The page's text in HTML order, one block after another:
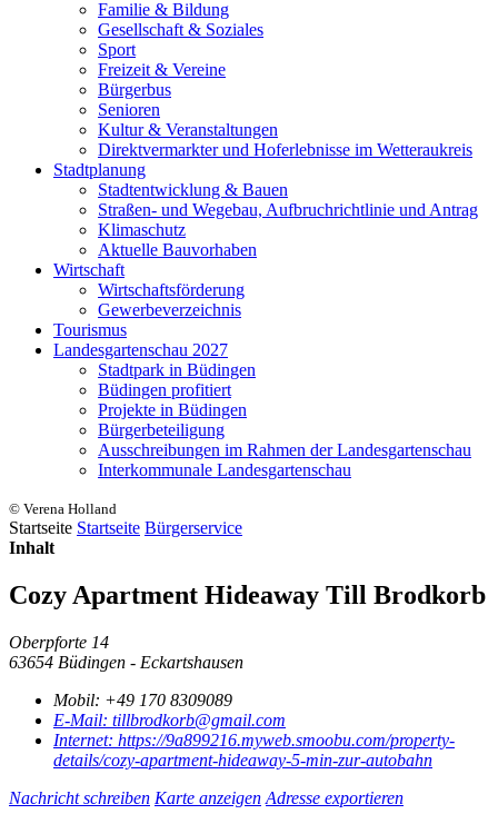
Familie & Bildung
Gesellschaft & Soziales
Sport
Freizeit & Vereine
Bürgerbus
Senioren
Kultur & Veranstaltungen
Direktvermarkter und Hoferlebnisse im Wetteraukreis
Stadtplanung
Stadtentwicklung & Bauen
Straßen- und Wegebau, Aufbruchrichtlinie und Antrag
Klimaschutz
Aktuelle Bauvorhaben
Wirtschaft
Wirtschaftsförderung
Gewerbeverzeichnis
Tourismus
Landesgartenschau 2027
Stadtpark in Büdingen
Büdingen profitiert
Projekte in Büdingen
Bürgerbeteiligung
Ausschreibungen im Rahmen der Landesgartenschau
Interkommunale Landesgartenschau
© Verena Holland
Startseite Startseite Bürgerservice
Inhalt
Cozy Apartment Hideaway Till Brodkorb
Oberpforte 14
63654 Büdingen - Eckartshausen
Mobil: +49 170 8309089
E-Mail: tillbrodkorb@gmail.com
Internet: https://9a899216.myweb.smoobu.com/property-
details/cozy-apartment-hideaway-5-min-zur-autobahn
Nachricht schreiben Karte anzeigen Adresse exportieren